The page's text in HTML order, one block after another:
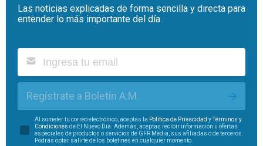
Las noticias explicadas de forma sencilla y directa para
entender lo más importante del día.
Regístrate a Boletín A.M.
Al someter tu correo electrónico, aceptas la Política de Privacidad y
Términos y
Condiciones de El Nuevo Día. Además, aceptas recibir información u ofertas
especiales de productos o servicios de GFR Media, sus afiliadas o de terceros.
Podrás optar salirte de los boletines en cualquier momento.